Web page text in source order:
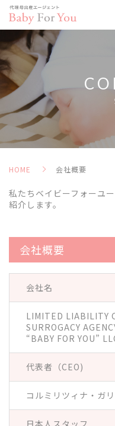
HOME 会社概要
私たちベイビーフォーユ
紹介します。
会社概要
会社名
LIMITED LIABILITY
SURROGACY
“BABY FOR YOU”
代表者（CEO)
コルミリツィナ・ガ
日本人スタッフ